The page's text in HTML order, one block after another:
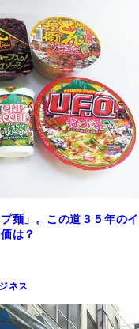
麺」。この道３５年のイ
は？
ネス